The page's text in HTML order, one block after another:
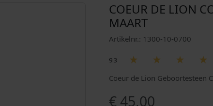
COEUR DE LION
MAART
Artikelnr.: 1300-10-0700
9.3
Coeur de Lion Geboortesteen
€ 45,00